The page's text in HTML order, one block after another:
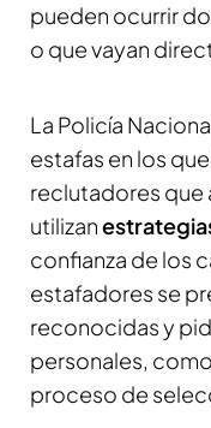
pueden ocurrir
o que vayan
La Policía
estafas en los
reclutadores que
utilizan
confianza de los
estafadores se
reconocidas y
personales,
proceso de